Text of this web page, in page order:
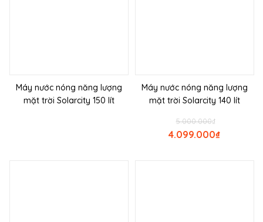
Máy nước nóng năng lượng
mặt trời Solarcity 150 lít
Máy nước nóng năng lượng
mặt trời Solarcity 140 lít
₫
5.000.000
₫
4.099.000